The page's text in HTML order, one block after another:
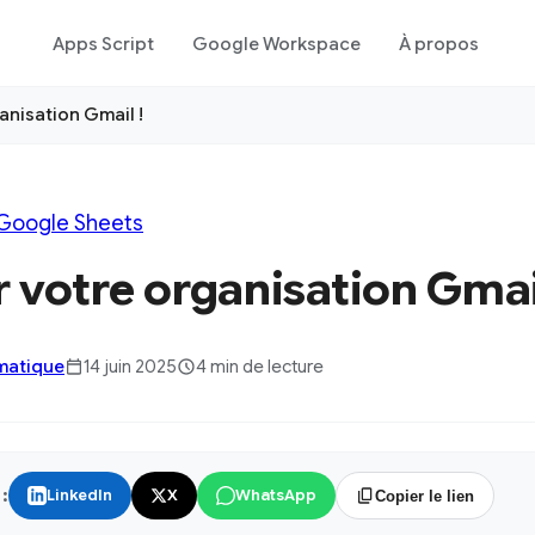
Apps Script Google Workspace À propos
Gmail !
Sheets
votre organisation
14 juin 2025 4 min de lecture
LinkedIn X WhatsApp Copier le lien